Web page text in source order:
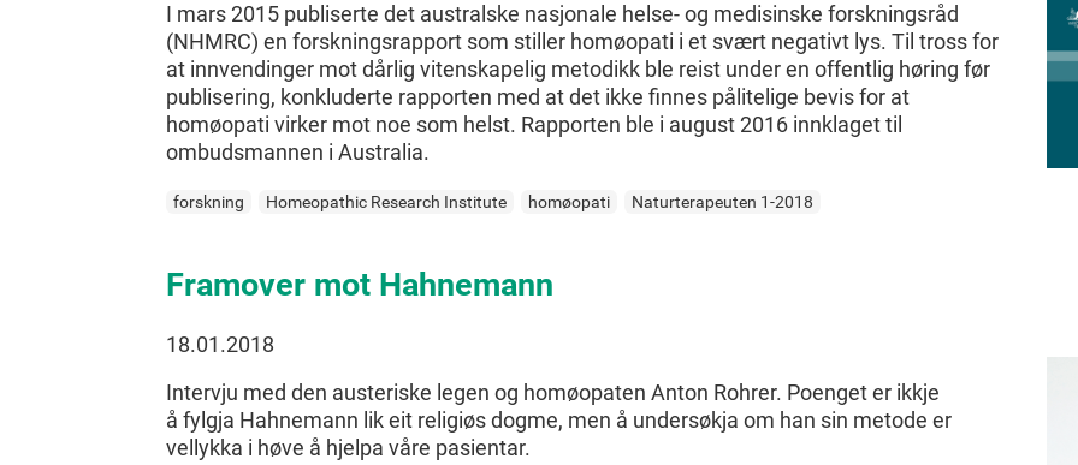
I mars 2015 publiserte det australske nasjonale helse- og medisinske forskningsråd
(NHMRC) en forskningsrapport som stiller homøopati i et svært negativt lys. Til tross for
at innvendinger mot dårlig vitenskapelig metodikk ble reist under en offentlig høring før
publisering, konkluderte rapporten med at det ikke finnes pålitelige bevis for at
homøopati virker mot noe som helst. Rapporten ble i august 2016 innklaget til
ombudsmannen i Australia.
forskning Homeopathic Research Institute homøopati Naturterapeuten 1-2018
Framover mot Hahnemann
18.01.2018
Intervju med den austeriske legen og homøopaten Anton Rohrer. Poenget er ikkje
å fylgja Hahnemann lik eit religiøs dogme, men å undersøkja om han sin metode er
vellykka i høve å hjelpa våre pasientar.